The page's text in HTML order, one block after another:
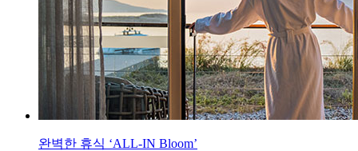
완벽한 휴식 ‘ALL-IN Bloom’